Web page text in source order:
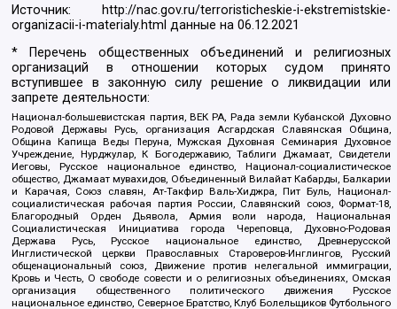
Источник:
http://nac.gov.ru/terroristicheskie-i-ekstremistskie-
organizacii-i-materialy.html данные на06.12.2021
* Перечень общественных объединений и религиозных
организаций в отношении которых судом принято
вступившее в законную силу решение о ликвидации или
запрете деятельности:
Национал-большевистская партия, ВЕК РА, Рада земли Кубанской Духовно
Родовой Державы Русь, организация Асгардская Славянская Община,
Община Капища Веды Перуна, Мужская Духовная Семинария Духовное
Учреждение, Нурджулар, К Богодержавию, Таблиги Джамаат, Свидетели
Иеговы, Русское национальное единство, Национал-социалистическое
общество, Джамаат мувахидов, Объединенный Вилайат Кабарды, Балкарии
и Карачая, Союз славян, Ат-Такфир Валь-Хиджра, Пит Буль, Национал-
социалистическая рабочая партия России, Славянский союз, Формат-18,
Благородный Орден Дьявола, Армия воли народа, Национальная
Социалистическая Инициатива города Череповца, Духовно-Родовая
Держава Русь, Русское национальное единство, Древнерусской
Инглистической церкви Православных Староверов-Инглингов, Русский
общенациональный союз, Движение против нелегальной иммиграции,
Кровь и Честь, О свободе совести и о религиозных объединениях, Омская
организация общественного политического движения Русское
национальное единство, Северное Братство, Клуб Болельщиков Футбольного